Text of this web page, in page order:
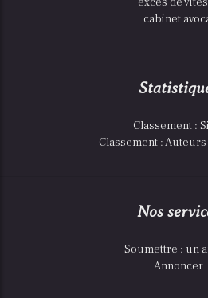
cabinet
Classement :
Classement :
Nos
Soumettre : un
Annoncer